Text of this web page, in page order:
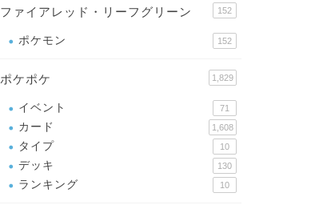
ファイアレッド・リーフグリーン 152
ポケモン 152
ポケポケ 1,829
イベント 71
カード 1,608
タイプ 10
デッキ 130
ランキング 10